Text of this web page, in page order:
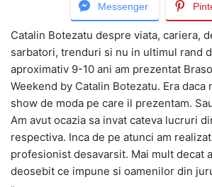
Messenger
Catalin Botezatu despre viata, cariera,
sarbatori, trenduri si nu in ultimul rand
aproximativ 9-10 ani am prezentat
Weekend by Catalin Botezatu. Era daca
show de moda pe care il prezentam.
Am avut ocazia sa invat cateva lucruri
respectiva. Inca de pe atunci am realizat
profesionist desavarsit. Mai mult decat
deosebit ce impune si oamenilor din